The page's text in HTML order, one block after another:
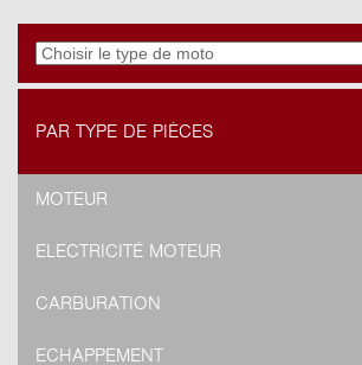
PAR TYPE DE PIÈCES
MOTEUR
ELECTRICITÉ MOTEUR
CARBURATION
ECHAPPEMENT